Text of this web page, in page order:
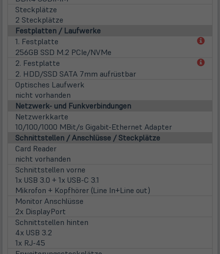
Steckplätze
2 Steckplätze
Festplatten / Laufwerke
1. Festplatte
256GB SSD M.2 PCIe/NVMe
2. Festplatte
2. HDD/SSD SATA 7mm aufrüstbar
Optisches Laufwerk
nicht vorhanden
Netzwerk- und Funkverbindungen
Netzwerkkarte
10/100/1000 MBit/s Gigabit-Ethernet Adapter
Schnittstellen / Anschlüsse / Steckplätze
Card Reader
nicht vorhanden
Schnittstellen vorne
1x USB 3.0 + 1x USB-C 3.1
Mikrofon + Kopfhörer (Line In+Line out)
Monitor Anschlüsse
2x DisplayPort
Schnittstellen hinten
4x USB 3.2
1x RJ-45